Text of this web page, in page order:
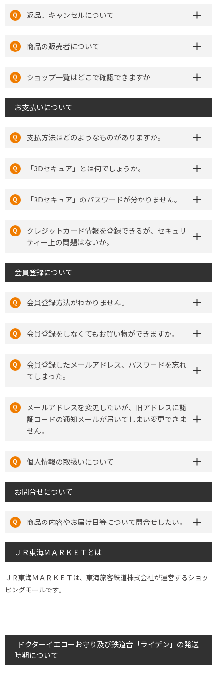
返品、キャンセルについて
商品の販売者について
ショップ一覧はどこで確認できますか
お支払いについて
支払方法はどのようなものがありますか。
「3Dセキュア」とは何でしょうか。
「3Dセキュア」のパスワードが分かりません。
クレジットカード情報を登録できるが、セキュリ
ティー上の問題はないか。
会員登録について
会員登録方法がわかりません。
会員登録をしなくてもお買い物ができますか。
会員登録したメールアドレス、パスワードを忘れ
てしまった。
メールアドレスを変更したいが、旧アドレスに認
証コードの通知メールが届いてしまい変更できま
せん。
個人情報の取扱いについて
お問合せについて
商品の内容やお届け日等について問合せしたい。
ＪＲ東海ＭＡＲＫＥＴとは
ＪＲ東海ＭＡＲＫＥＴは、東海旅客鉄道株式会社が運営するショッ
ピングモールです。
ドクターイエローお守り及び鉄道音「ライデン」の発送
時期について